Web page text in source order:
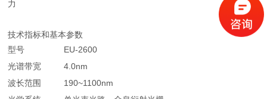
力
技术指标和基本参数
型号
EU-2600
光谱带宽
4.0nm
波长范围
190~1100nm